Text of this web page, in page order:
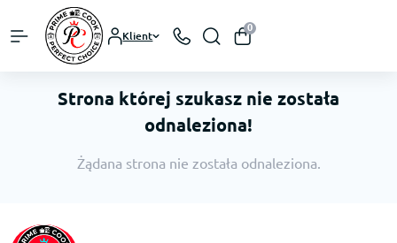
Klient
0
Strona której szukasz nie została
odnaleziona!
Żądana strona nie została odnaleziona.